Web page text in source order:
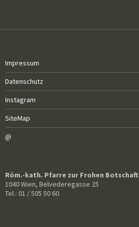
Impressum
Datenschutz
Instagram
SiteMap
@
Röm.-kath. Pfarre zur Frohen Botschaft
1040 Wien, Belvederegasse 25
Tel.: 01 / 505 50 60